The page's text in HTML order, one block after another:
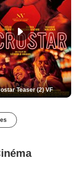
Teaser (2) VF